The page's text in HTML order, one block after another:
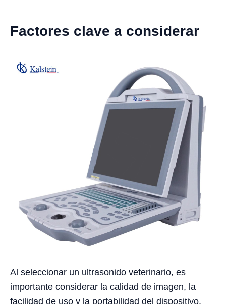
Factores clave a considerar
Al seleccionar un ultrasonido veterinario, es
importante considerar la calidad de imagen, la
facilidad de uso y la portabilidad del dispositivo.